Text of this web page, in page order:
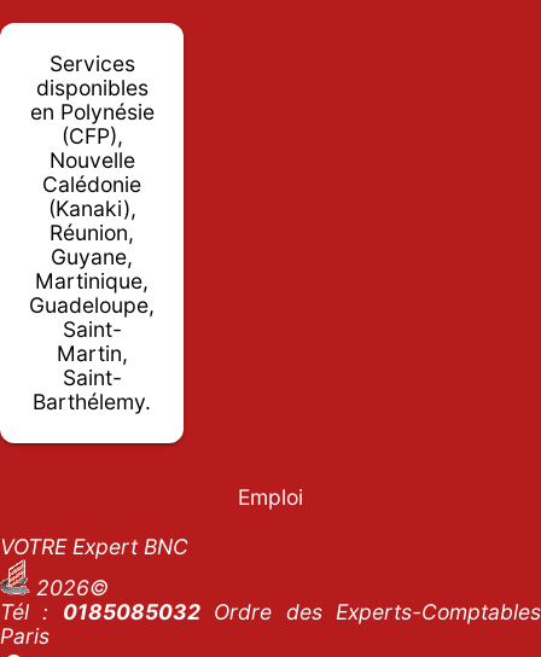
Services
disponibles
en Polynésie
(CFP),
Nouvelle
Calédonie
(Kanaki),
Réunion,
Guyane,
Martinique,
Guadeloupe,
Saint-
Martin,
Saint-
Barthélemy.
Emploi
VOTRE Expert BNC
2026©
Tél : 0185085032Ordre des Experts-Comptables
Paris